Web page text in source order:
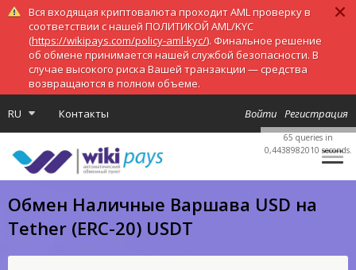
Вся входящая криптовалюта проходит AML проверку в
соответствии с нашей ПОЛИТИКОЙ AML/KYC
(https://wikipays.com/policy-aml-kyc/). Финальное решение
об обмене принимается нашей службой безопасности. В
случае высокого риска Вашей транзакции — средства
возвращаются в полном объеме.
RU Контакты Регистрация
Войти
Обмен Наличные Варшава USD на
Tether (ERC-20) USDT
65 queries in
0,4438982010 seconds.